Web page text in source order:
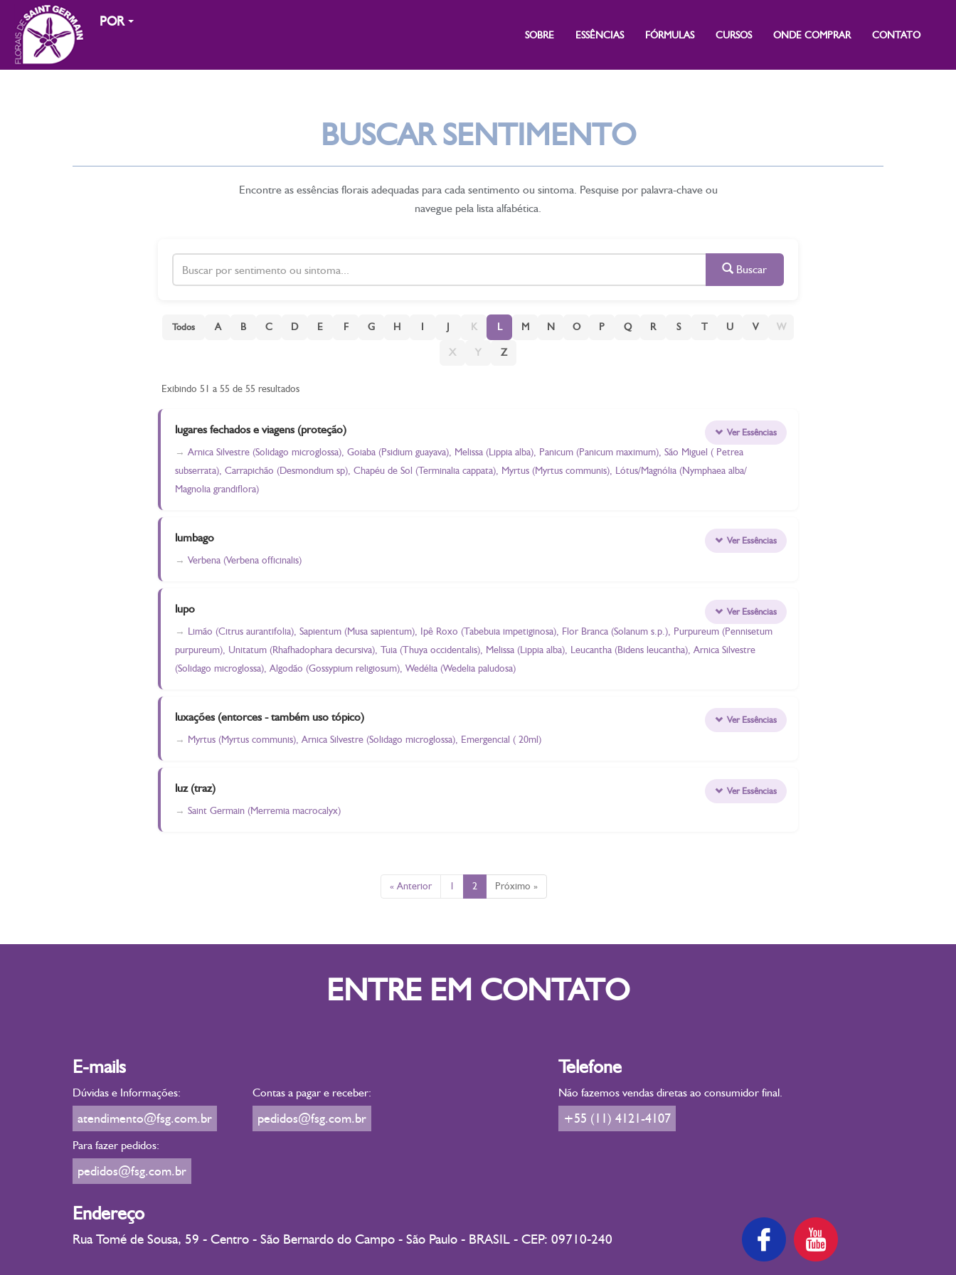
POR
SOBRE ESSÊNCIAS FÓRMULAS CURSOS ONDE COMPRAR CONTATO
BUSCAR SENTIMENTO
Encontre as essências florais adequadas para cada sentimento ou sintoma. Pesquise por palavra-chave ou
navegue pela lista alfabética.
Buscar
Todos A B C D E F G H I J K L M N O P Q R S T U V W
X Y Z
Exibindo 51 a 55 de 55 resultados
lugares fechados e viagens (proteção)
Arnica Silvestre (Solidago microglossa), Goiaba (Psidium guayava), Melissa (Lippia alba), Panicum (Panicum maximum), São Miguel ( Petrea
subserrata), Carrapichão (Desmondium sp), Chapéu de Sol (Terminalia cappata), Myrtus (Myrtus communis), Lótus/Magnólia (Nymphaea alba/
Magnolia grandiflora)
Ver Essências
lumbago
Verbena (Verbena officinalis)
Ver Essências
lupo
Limão (Citrus aurantifolia), Sapientum (Musa sapientum), Ipê Roxo (Tabebuia impetiginosa), Flor Branca (Solanum s.p.), Purpureum (Pennisetum
purpureum), Unitatum (Rhafhadophara decursiva), Tuia (Thuya occidentalis), Melissa (Lippia alba), Leucantha (Bidens leucantha), Arnica Silvestre
(Solidago microglossa), Algodão (Gossypium religiosum), Wedélia (Wedelia paludosa)
Ver Essências
luxações (entorces - também uso tópico)
Myrtus (Myrtus communis), Arnica Silvestre (Solidago microglossa), Emergencial ( 20ml)
Ver Essências
luz (traz)
Saint Germain (Merremia macrocalyx)
Ver Essências
« Anterior 1 2 Próximo »
ENTRE EM CONTATO
E-mails
Dúvidas e Informações:
atendimento@fsg.com.br
Contas a pagar e receber:
pedidos@fsg.com.br
Para fazer pedidos:
pedidos@fsg.com.br
Telefone
Não fazemos vendas diretas ao consumidor final.
+55 (11) 4121-4107
Endereço
Rua Tomé de Sousa, 59 - Centro - São Bernardo do Campo - São Paulo - BRASIL - CEP: 09710-240